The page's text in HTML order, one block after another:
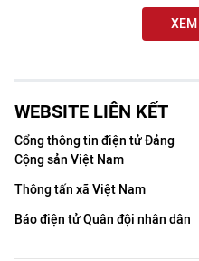
WEBSITE LIÊN KẾT
Cổng thông tin điện tử Đảng
Cộng sản Việt Nam
Thông tấn xã Việt Nam
Báo điện tử Quân đội nhân dân